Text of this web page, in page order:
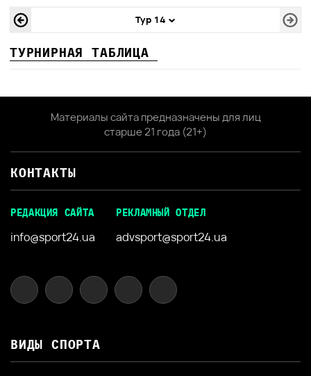
Тур 14
ТУРНИРНАЯ ТАБЛИЦА
Материалы сайта предназначены для лиц
старше 21 года (21+)
КОНТАКТЫ
РЕДАКЦИЯ САЙТА
info@sport24.ua
РЕКЛАМНЫЙ ОТДЕЛ
advsport@sport24.ua
ВИДЫ СПОРТА